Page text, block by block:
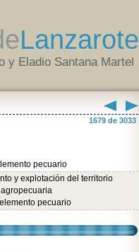
Lanzarote
y Eladio Santana Martel
1679 de 3033
pecuario
y explotación del territorio
pecuario